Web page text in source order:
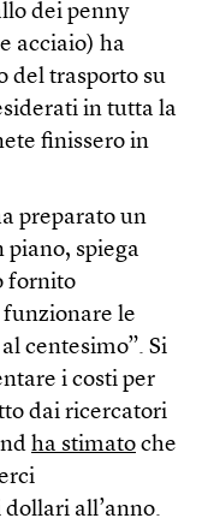
dei penny
acciaio) ha
del trasporto su
in tutta la
finissero in
preparato un
piano, spiega
fornito
le
centesimo”. Si
i costi per
dai ricercatori
ha stimato che
all’anno.